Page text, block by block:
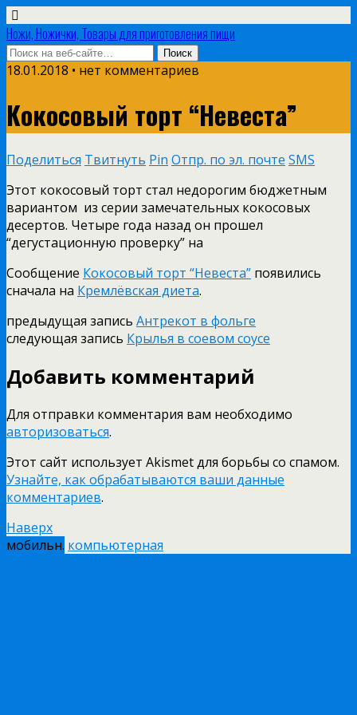
Ножи, Ножички, Товары для приготовления пищи
18.01.2018 • нет комментариев
Кокосовый торт “Невеста”
Поделиться Твитнуть Pin Отпр. по эл. почте SMS
Этот кокосовый торт стал недорогим бюджетным
вариантом из серии замечательных кокосовых
десертов. Четыре года назад он прошел
“дегустационную проверку” на
Сообщение Кокосовый торт “Невеста” появились
сначала на Кремлёвская диета.
предыдущая запись Антрекот в фольге
следующая запись Крылья в соевом соусе
Добавить комментарий
Для отправки комментария вам необходимо
авторизоваться.
Этот сайт использует Akismet для борьбы со спамом.
Узнайте, как обрабатываются ваши данные
комментариев.
Наверх
мобильн. компьютерная